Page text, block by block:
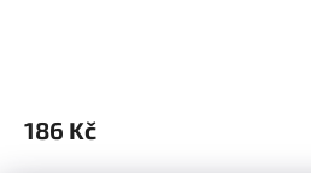
186 Kč